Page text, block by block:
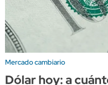
Mercado cambiario
Dólar hoy: a